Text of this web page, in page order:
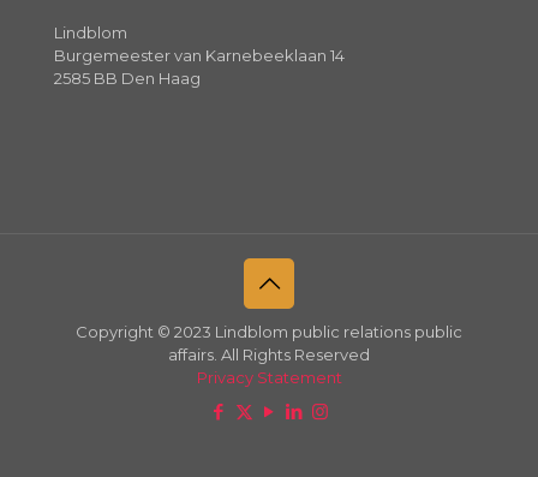
Lindblom
Burgemeester van Karnebeeklaan 14
2585 BB Den Haag
Copyright © 2023 Lindblom public relations public
affairs. All Rights Reserved
Privacy Statement